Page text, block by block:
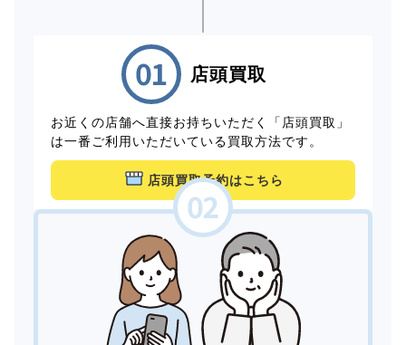
店頭買取
お近くの店舗へ直接お持ちいただく「店頭買取」
は一番ご利用いただいている買取方法です。
店頭買取予約はこちら